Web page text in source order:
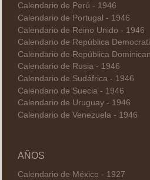
Calendario de Perú - 1946
Calendario de Portugal - 1946
Calendario de Reino Unido - 1946
Calendario de República
Calendario de República
Calendario de Rusia - 1946
Calendario de Sudáfrica - 1946
Calendario de Suecia - 1946
Calendario de Uruguay - 1946
Calendario de Venezuela - 1946
AÑOS
Calendario de México - 1927